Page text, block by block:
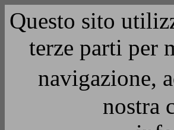
Questo sito
terze parti per
navigazione,
nostra